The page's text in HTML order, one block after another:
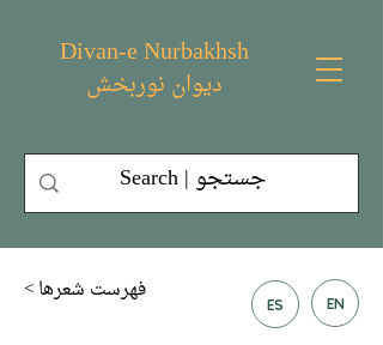
Divan-e Nurbakhsh
دیوان نوربخش
< فهرست شعر‌ها ES EN